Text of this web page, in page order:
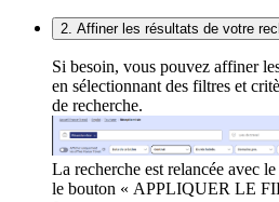
2. Affiner les résultats de votre
Si besoin, vous pouvez affiner
en sélectionnant des filtres et
de recherche.
La recherche est relancée avec
le bouton « APPLIQUER LE